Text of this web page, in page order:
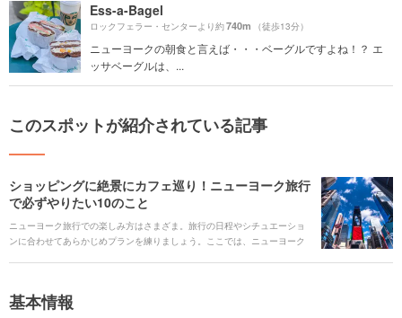
Ess-a-Bagel
ロックフェラー・センターより約740m （徒歩13分）
ニューヨークの朝食と言えば・・・ベーグルですよね！？ エ
ッサベーグルは、...
このスポットが紹介されている記事
ショッピングに絶景にカフェ巡り！ニューヨーク旅行
で必ずやりたい10のこと
ニューヨーク旅行での楽しみ方はさまざま。旅行の日程やシチュエーショ
ンに合わせてあらかじめプランを練りましょう。ここでは、ニューヨーク
基本情報